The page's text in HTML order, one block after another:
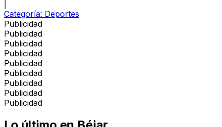
Categoría: Deportes
Publicidad
Publicidad
Publicidad
Publicidad
Publicidad
Publicidad
Publicidad
Publicidad
Publicidad